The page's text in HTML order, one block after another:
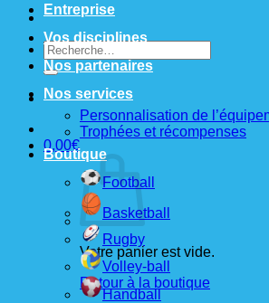
Recherche
pour :
0,00€
Votre panier est vide.
Retour à la boutique
Entreprise
Vos disciplines
Nos partenaires
Nos services
Personnalisation de
Trophées et récompenses
Boutique
Football
Basketball
Rugby
Volley-ball
Handball